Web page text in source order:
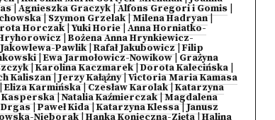
| Agnieszka Graczyk|Alfons Gregori i Gomis
|Szymon Grzelak|Milena Hadryan|
Horczak|Yuki Horie|Anna Horniatko-
| Bożena Anna Hrynkiewicz-
Pawlik|Rafał Jakubowicz|Filip
|Ewa Jarmołowicz-Nowikow| Grażyna
|Karolina Kaczmarek|Dorota Kalecińska
Kaliszan|Jerzy Kałążny|Victoria Maria Kamasa
Eliza Karmińska|Czesław Karolak|Katarzyna
|Natalia Kaźmierczak|Magdalena
|Paweł Kida|Katarzyna Klessa|Janusz
Nieborak|Hanka Konieczna-Zięta|Halina